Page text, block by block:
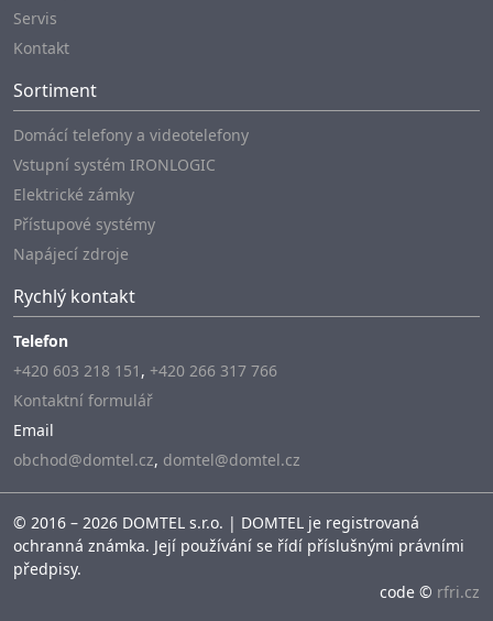
Servis
Kontakt
Sortiment
Domácí telefony a videotelefony
Vstupní systém IRONLOGIC
Elektrické zámky
Přístupové systémy
Napájecí zdroje
Rychlý kontakt
Telefon
+420 603 218 151 , +420 266 317 766
Kontaktní formulář
Email
obchod@domtel.cz, domtel@domtel.cz
© 2016 – 2026 DOMTEL s.r.o. | DOMTEL je registrovaná
ochranná známka. Její používání se řídí příslušnými právními
předpisy.
code © rfri.cz